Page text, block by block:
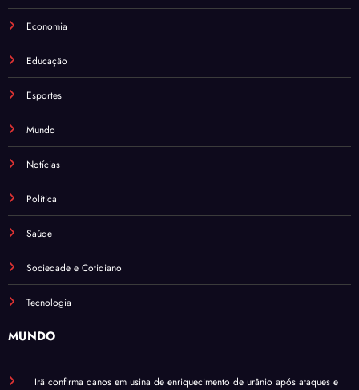
Economia
Educação
Esportes
Mundo
Notícias
Política
Saúde
Sociedade e Cotidiano
Tecnologia
MUNDO
Irã confirma danos em usina de enriquecimento de urânio após ataques e